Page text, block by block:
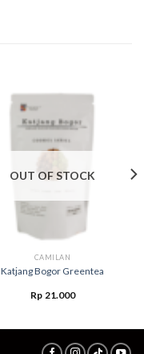
OUT OF STOCK
CAMILAN
Katjang Bogor Greentea
Rp 21.000